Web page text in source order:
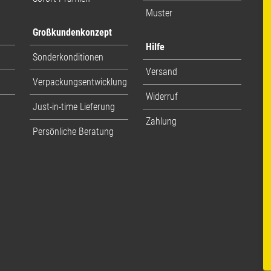
Großkundenkonzept
Sonderkonditionen
Verpackungsentwicklung
Just-in-time Lieferung
Persönliche Beratung
Muster
Hilfe
Versand
Widerruf
Zahlung